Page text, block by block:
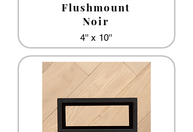
Flushmount
Noir
4'' x 10''